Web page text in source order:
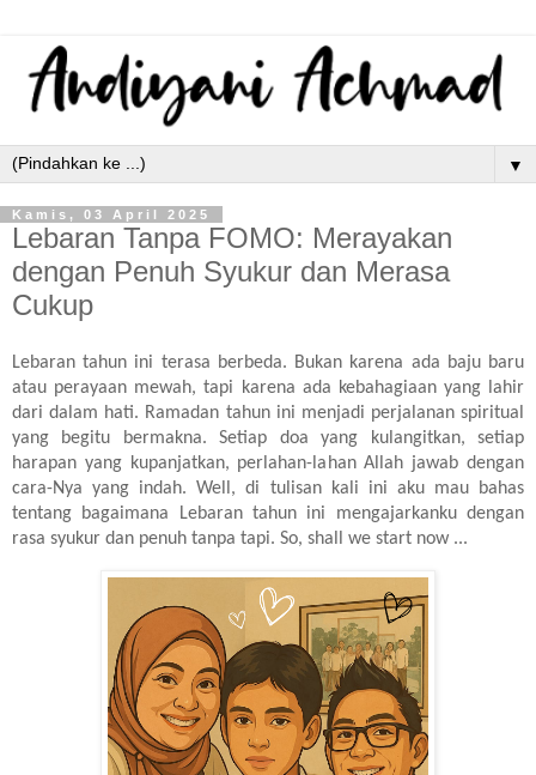
▼
Kamis, 03 April 2025
Lebaran Tanpa FOMO: Merayakan
dengan Penuh Syukur dan Merasa
Cukup
Lebaran tahun ini terasa berbeda. Bukan karena ada baju baru
atau perayaan mewah, tapi karena ada kebahagiaan yang lahir
dari dalam hati. Ramadan tahun ini menjadi perjalanan spiritual
yang begitu bermakna. Setiap doa yang kulangitkan, setiap
harapan yang kupanjatkan, perlahan-lahan Allah jawab dengan
cara-Nya yang indah. Well, di tulisan kali ini aku mau bahas
tentang bagaimana Lebaran tahun ini mengajarkanku dengan
rasa syukur dan penuh tanpa tapi. So, shall we start now ...